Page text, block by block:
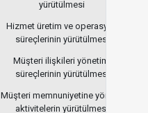
yürütülmesi
Hizmet üretim ve operasyon
süreçlerinin yürütülmesi
Müşteri ilişkileri yönetimi
süreçlerinin yürütülmesi
Müşteri memnuniyetine yönelik
aktivitelerin yürütülmesi